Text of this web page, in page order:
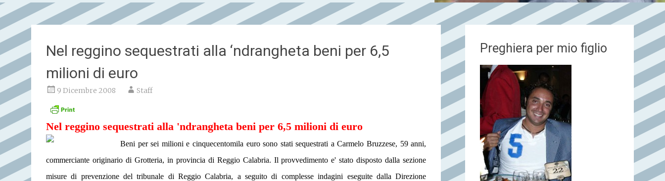
Nel reggino sequestrati alla ‘ndrangheta beni per 6,5
milioni di euro
9 Dicembre 2008 Staff
Nel reggino sequestrati alla 'ndrangheta beni per 6,5 milioni di euro
Beni per sei milioni e cinquecentomila euro sono stati sequestrati a Carmelo Bruzzese, 59 anni,
commerciante originario di Grotteria, in provincia di Reggio Calabria. Il provvedimento e' stato disposto dalla sezione
misure di prevenzione del tribunale di Reggio Calabria, a seguito di complesse indagini eseguite dalla Direzione
Preghiera per mio figlio